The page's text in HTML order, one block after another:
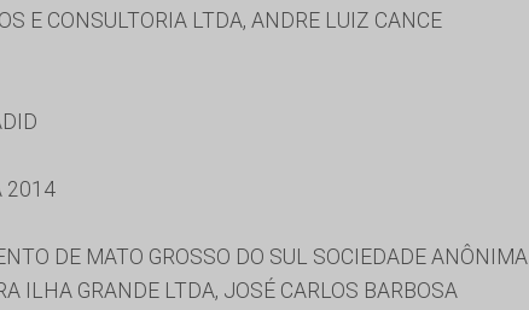
E CONSULTORIA LTDA, ANDRE LUIZ CANCE
2014
DE MATO GROSSO DO SUL SOCIEDADE ANÔNIMA
ILHA GRANDE LTDA, JOSÉ CARLOS BARBOSA